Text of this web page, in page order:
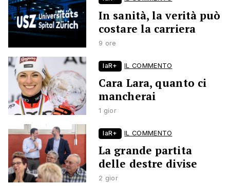
In sanità, la verità può
costare la carriera
9 ore
laR+ IL COMMENTO
Cara Lara, quanto ci
mancherai
1 gior
laR+ IL COMMENTO
La grande partita
delle destre divise
2 gior